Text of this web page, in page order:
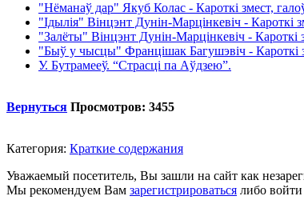
"Нёманаў дар" Якуб Колас - Кароткі змест,
"Ідылія" Вінцэнт Дунін-Марцінкевіч - Кароткі
"Залёты" Вінцэнт Дунін-Марцінкевіч - Кароткі
"Быў у чысцы" Францішак Багушэвіч - Кароткі
У. Бутрамееў. “Страсці па Аўдзею”.
Вернуться Просмотров: 3455
Категория: Краткие содержания
Уважаемый посетитель, Вы зашли на сайт как
Мы рекомендуем Вам зарегистрироваться либо